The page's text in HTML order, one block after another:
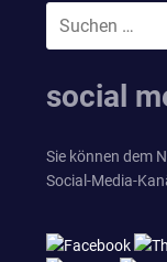
social
Sie können dem
Social-Media-